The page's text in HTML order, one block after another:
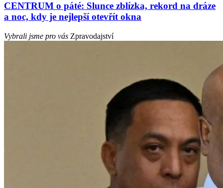
CENTRUM o páté: Slunce zblízka, rekord na dráze
a noc, kdy je nejlepší otevřít okna
Vybrali jsme pro vás Zpravodajství